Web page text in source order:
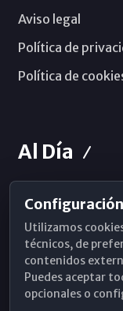
Aviso legal
Política de
Política de
Al Día
Horarios de Misa
Hemeroteca
WhatsApp
Utilizamos
técnicos, de
contenidos
Puedes aceptar
opcionales o